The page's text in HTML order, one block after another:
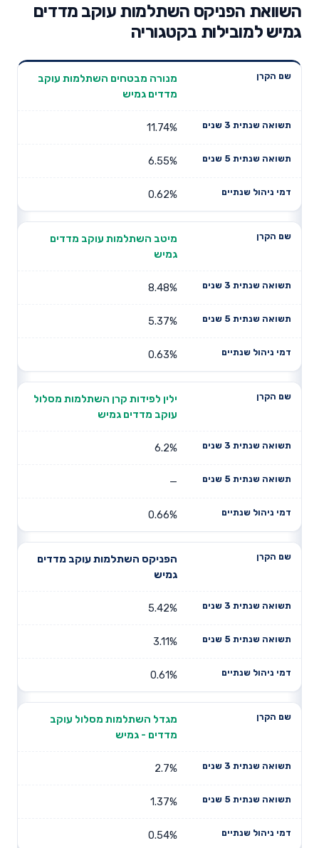
השוואת הפניקס השתלמות עוקב מדדים
גמיש למובילות בקטגוריה
שנתית 3
תשואה
דמי ניהול
מנורה מבטחים השתלמות עוקב
מדדים גמיש
11.74%
6.55%
0.62%
מיטב השתלמות עוקב מדדים
גמיש
8.48%
5.37%
0.63%
ילין לפידות קרן השתלמות מסלול
עוקב מדדים גמיש
6.2%
—
0.66%
הפניקס השתלמות עוקב מדדים
גמיש
5.42%
3.11%
0.61%
מגדל השתלמות מסלול עוקב
מדדים - גמיש
2.7%
1.37%
0.54%